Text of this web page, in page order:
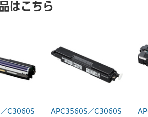
はこちら
C3060S
APC3560S／C3060S